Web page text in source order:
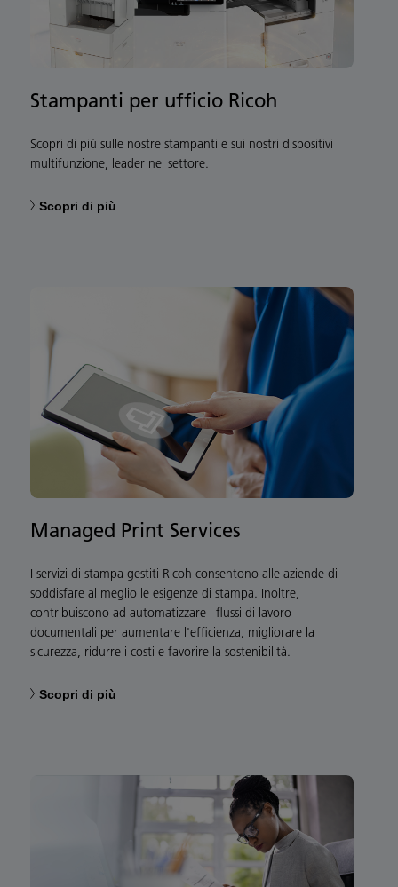
Stampanti per ufficio Ricoh
Scopri di più sulle nostre stampanti e sui nostri dispositivi
multifunzione, leader nel settore.
Scopri di più
Managed Print Services
I servizi di stampa gestiti Ricoh consentono alle aziende di
soddisfare al meglio le esigenze di stampa. Inoltre,
contribuiscono ad automatizzare i flussi di lavoro
documentali per aumentare l'efficienza, migliorare la
sicurezza, ridurre i costi e favorire la sostenibilità.
Scopri di più